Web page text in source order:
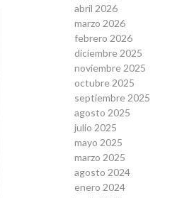
abril 2026
marzo 2026
febrero 2026
diciembre 2025
noviembre 2025
octubre 2025
septiembre 2025
agosto 2025
julio 2025
mayo 2025
marzo 2025
agosto 2024
enero 2024